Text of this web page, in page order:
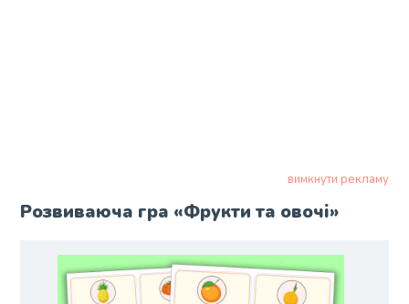
вимкнути рекламу
Розвиваюча гра «Фрукти та овочі»